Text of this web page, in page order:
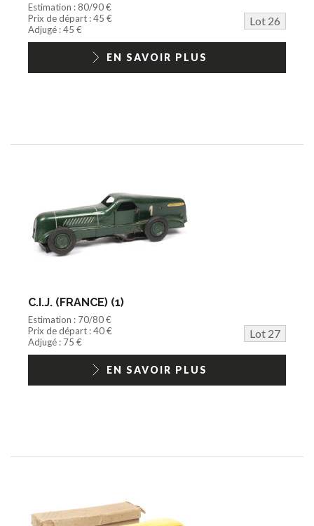
Estimation : 80/90 €
Prix de départ : 45 €
Lot 26
Adjugé : 45 €
EN SAVOIR PLUS
C.I.J. (FRANCE) (1)
Estimation : 70/80 €
Prix de départ : 40 €
Lot 27
Adjugé : 75 €
EN SAVOIR PLUS